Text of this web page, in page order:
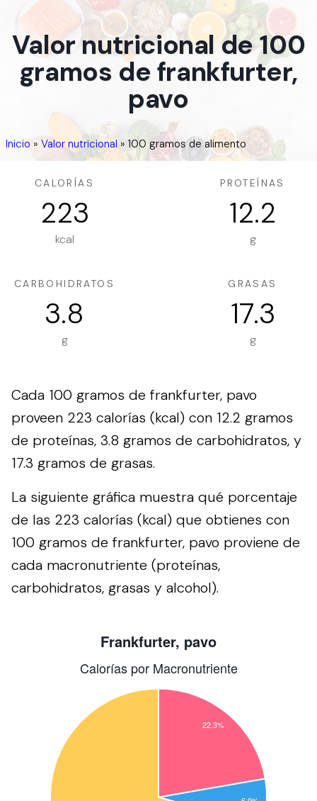
Valor nutricional de 100
gramos de frankfurter,
pavo
Inicio » Valor nutricional » 100 gramos de alimento
CALORÍAS
223
kcal
PROTEÍNAS
12.2
g
CARBOHIDRATOS
3.8
g
GRASAS
17.3
g
Cada 100 gramos de frankfurter, pavo
proveen 223 calorías (kcal) con 12.2 gramos
de proteínas, 3.8 gramos de carbohidratos, y
17.3 gramos de grasas.
La siguiente gráfica muestra qué porcentaje
de las 223 calorías (kcal) que obtienes con
100 gramos de frankfurter, pavo proviene de
cada macronutriente (proteínas,
carbohidratos, grasas y alcohol).